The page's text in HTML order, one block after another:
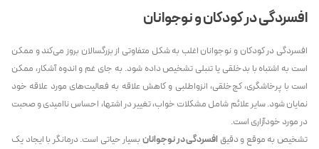
افسردگی در کودکان و نوجوانان
افسردگی در کودکان و نوجوانان اغلب به شکل متفاوتی از بزرگسالان بروز می‌کند و ممکن
است به اشتباه با بدخلقی یا تنبلی تشخیص داده شود. به جای غم و اندوه آشکار، ممکن
است با پرخاشگری، کج‌خلقی، انزواطلبی و کاهش علاقه به فعالیت‌های مورد علاقه خود
نمایان شود. سایر علائم شامل مشکلات خواب، تغییر در اشتها، احساس ناامیدی و صحبت
در مورد خودآزاری است.
تشخیص به موقع و دقیق افسردگی در نوجوانان بسیار حیاتی است. درمانگر با ایجاد یک